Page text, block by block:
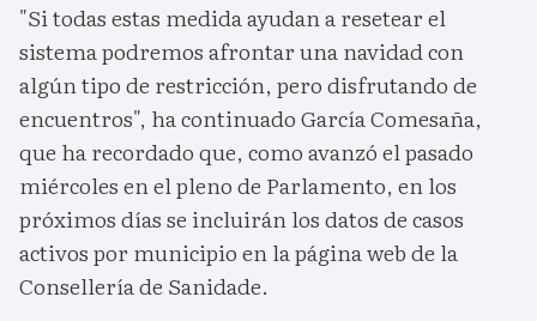
"Si todas estas medida ayudan a resetear el
sistema podremos afrontar una navidad con
algún tipo de restricción, pero disfrutando de
encuentros", ha continuado García Comesaña,
que ha recordado que, como avanzó el pasado
miércoles en el pleno de Parlamento, en los
próximos días se incluirán los datos de casos
activos por municipio en la página web de la
Consellería de Sanidade.